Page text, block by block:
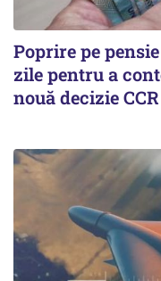
Poprire pe
zile pentru a
nouă decizie CCR